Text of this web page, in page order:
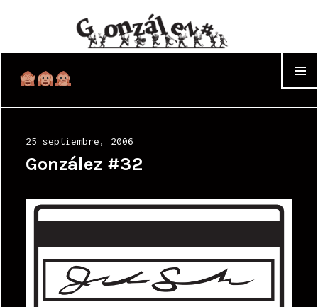
Posted
on
25 septiembre, 2006
González #32